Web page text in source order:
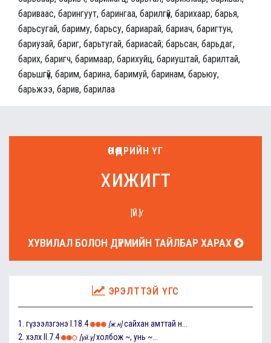
бариваас, барингуут, барингаа, барилгүй, барихаар; барья,
барьсугай, бариму, барьсу, бариарай, бариач, баригтун,
бариузай, бариг, барьтугай, бариасай; барьсан, барьдаг,
барих, баригч, баримаар, барихуйц, бариуштай, барилтай,
барьшгүй, барим, барина, баримуй, баринам, барьюу,
барьжээ, барив, барилаа
ӨНӨӨДРИЙН ҮГ
хижигт
[ҮЙ.Ү]
ХУВИЛАЛ БОЛОН ДҮРМИЙН ТАЙЛБАР ХАРАХ
ЭРЭЛТТЭЙ ҮГС
1. гүзээлзгэнэ I.18.4 [ж.н] сайхан амттай н...
2. хэлх II.7.4 [үй.ү] холбож ~, унь ~...